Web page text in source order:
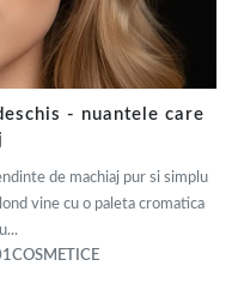
- nuantele care
de machiaj pur si simplu
vine cu o paleta cromatica